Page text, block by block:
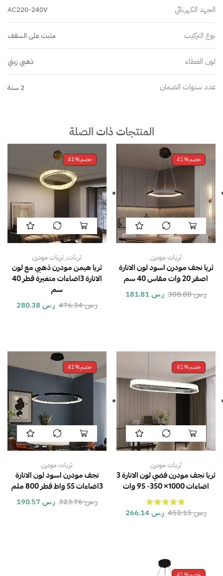
الجهد الكهربائي AC220-240V
نوع التركيب مثبت على السقف
لون الغطاء ذهبي زيتي
عدد سنوات الضمان 2 سنة
المنتجات ذات الصلة
خصم41%
ثريات مودرن
ثريا نجف مودرن اسود لون الانارة
اصفر 20 وات مقاس 40 سم
ر.س308.88 ر.س
خصم41%
ثريات, ثريات مودرن
ثريا هيمن مودرن ذهبي مع لون
الانارة 3اضاءات متغيرة قطر 40
سم
ر.س476.34 ر.س
خصم41%
ثريات مودرن
ثريا نجف مودرن فضي لون الانارة 3
اضاءات 1000× 350- 95 وات
ر.س452.15 ر.س
خصم41%
ثريات مودرن
نجف مودرن اسود لون الانارة
3اضاءات 55 واط قطر 800 ملم
ر.س323.76 ر.س